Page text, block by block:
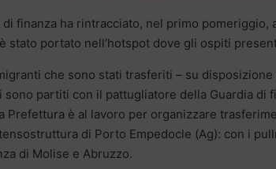
di finanza ha rintracciato, nel primo pomeriggio,
stato portato nell’hotspot dove gli ospiti
che sono stati trasferiti – su
sono partiti con il pattugliatore della Guardia di
Prefettura è al lavoro per organizzare
di Porto Empedocle (Ag): con i
di Molise e Abruzzo.